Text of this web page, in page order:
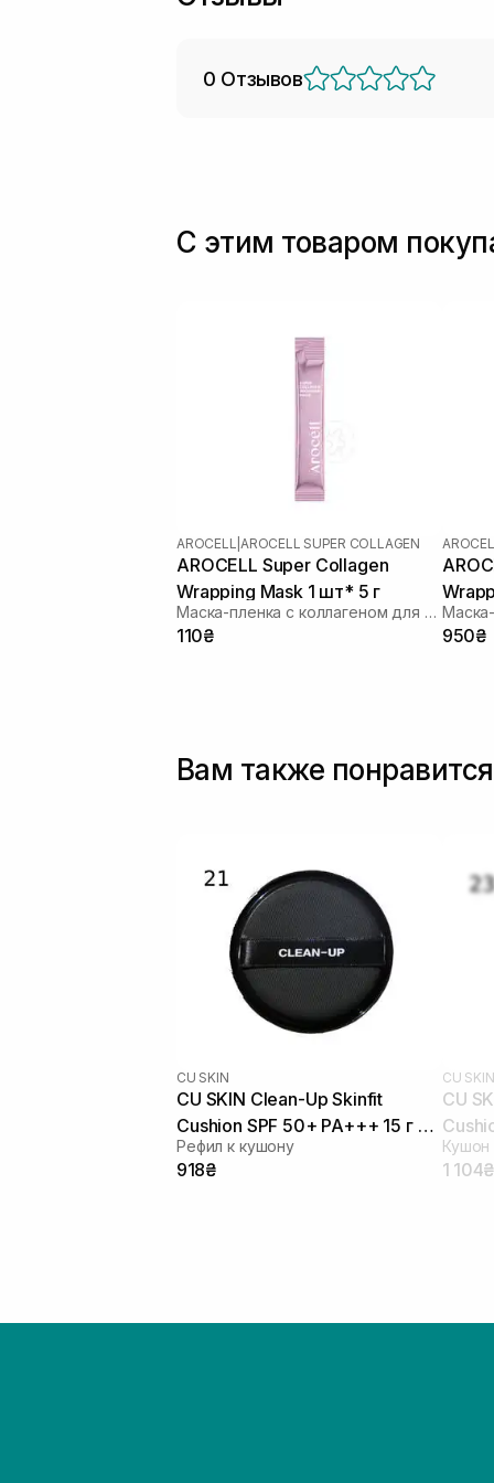
0 Отзывов
С этим товаром
AROCELL |AROCELL SUPER COLLAGEN
AROCELL Super Collagen
Wrapping Mask 1 шт* 5 г
Маска-пленка с коллагеном для увлажнения и лифтинга
110₴ 950₴
Вам также понравится
CU SKIN
CU SKIN Clean-Up Skinfit
Cushion SPF 50+ PA+++ 15 г 21
тон
Рефил к кушону
918₴
CU SKIN
CU
тон
Кушон
1 104₴